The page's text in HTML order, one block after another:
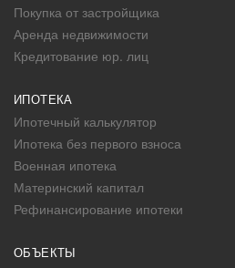
Покупка от застройщика
Аренда недвижимости
Кредитование юр. лиц
ИПОТЕКА
Ипотечный калькулятор
Ипотека без первого взноса
Военная ипотека
Материнский капитал
Рефинансирование ипотеки
ОБЪЕКТЫ